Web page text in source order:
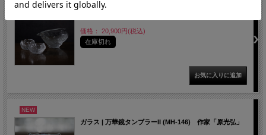
ガラス | 酒器揃え（KOK-434） 作家「岸本耕平」
価格： 20,900円(税込)
在庫切れ
NEW
ガラス | 万華鏡タンブラーII (MH-146) 作家「原光弘」